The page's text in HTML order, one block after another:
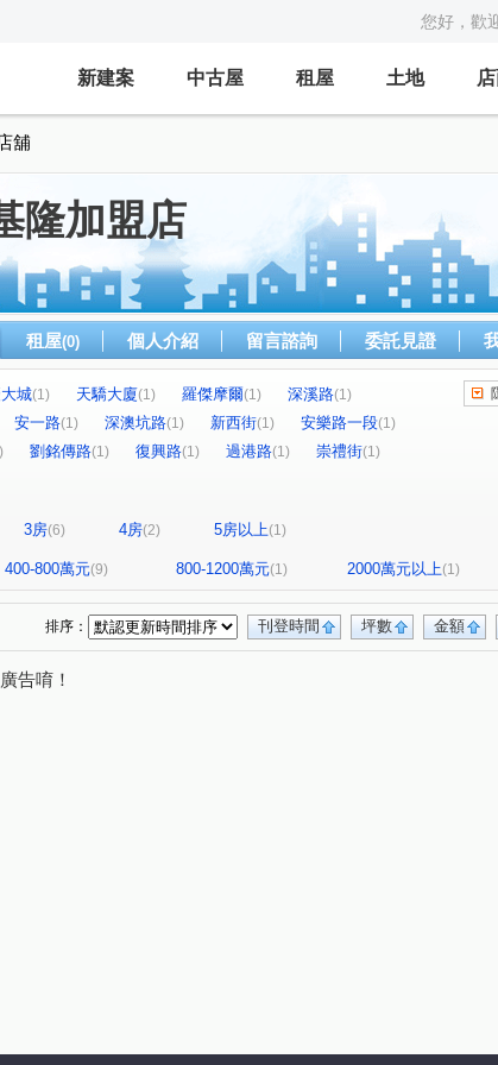
您好，歡
新建案 中古屋 租屋 土地
舖
隆加盟店
租屋(0) 個人介紹 留言諮詢 委託見證
城(1) 天驕大廈(1) 羅傑摩爾(1) 深溪路(1)
安一路(1) 深澳坑路(1) 新西街(1) 安樂路一段(1)
劉銘傳路(1) 復興路(1) 過港路(1) 崇禮街(1)
3房(6) 4房(2) 5房以上(1)
400-800萬元(9) 800-1200萬元(1) 2000萬元以上(1)
金額
坪數
刊登時間
排序：
告唷！